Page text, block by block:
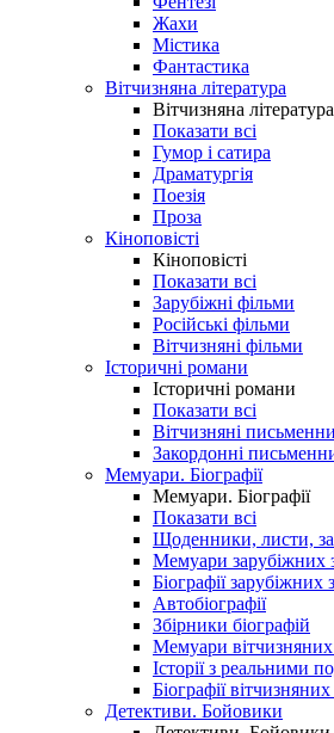
Жахи
Містика
Фантастика
Вітчизняна література
Вітчизняна література
Показати всі
Гумор і сатира
Драматургія
Поезія
Проза
Кіноповісті
Кіноповісті
Показати всі
Зарубіжні фільми
Російські фільми
Вітчизняні фільми
Історичні романи
Історичні романи
Показати всі
Вітчизняні
Закордонні
Мемуари. Біографії
Мемуари. Біографії
Показати всі
Щоденники, листи,
Мемуари зарубіжних
Біографії зарубіжних
Автобіографії
Збірники біографій
Мемуари
Історії з реальними
Біографії
Детективи. Бойовики